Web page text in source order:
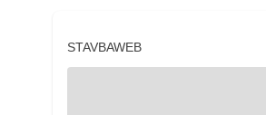
STAVBAWEB